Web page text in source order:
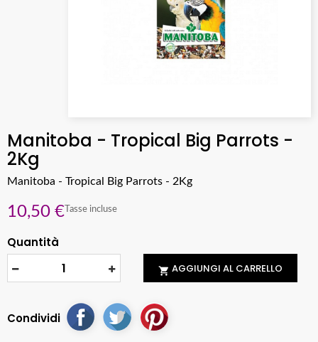
Manitoba - Tropical Big Parrots -
2Kg
Manitoba - Tropical Big Parrots - 2Kg
10,50 € Tasse incluse
Quantità
 AGGIUNGI AL CARRELLO
Condividi